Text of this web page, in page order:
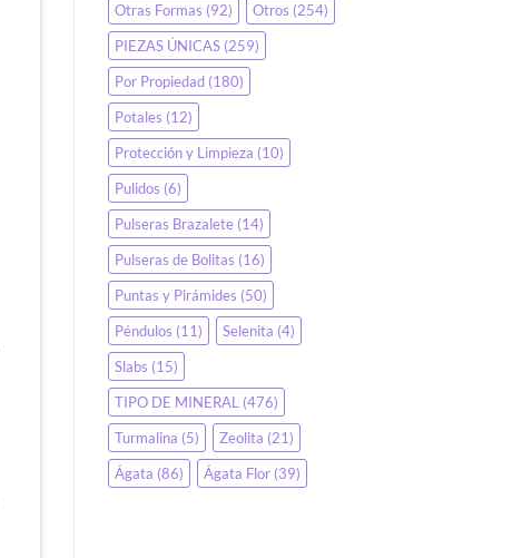
Otras Formas (92) Otros (254)
PIEZAS ÚNICAS(259)
Por Propiedad(180)
Potales (12)
Protección y Limpieza (10)
Pulidos (6)
Pulseras Brazalete(14)
Pulseras de Bolitas (16)
Puntas y Pirámides (50)
Péndulos (11) Selenita (4)
Slabs (15)
TIPO DE MINERAL (476)
Turmalina (5) Zeolita (21)
Ágata (86) Ágata Flor(39)